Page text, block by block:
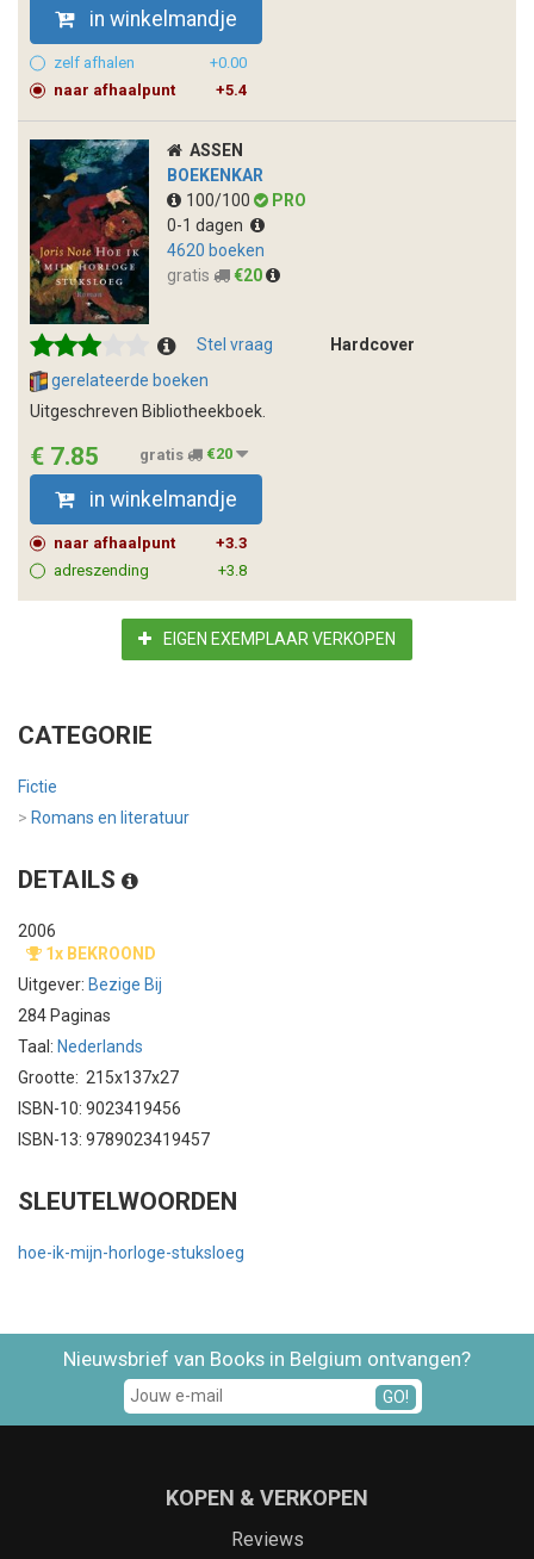
in winkelmandje
zelf afhalen
+0.00
naar afhaalpunt
+5.4
ASSEN
BOEKENKAR
100/100
PRO
0-1 dagen
4620 boeken
gratis
€20
Stel vraag
Hardcover
gerelateerde boeken
Uitgeschreven Bibliotheekboek.
€ 7.85 gratis €20
in winkelmandje
naar afhaalpunt
+3.3
adreszending
+3.8
EIGEN EXEMPLAAR VERKOPEN
CATEGORIE
Fictie
> Romans en literatuur
DETAILS
2006
1x BEKROOND
Uitgever: Bezige Bij
284 Paginas
Taal: Nederlands
Grootte: 215x137x27
ISBN-10: 9023419456
ISBN-13: 9789023419457
SLEUTELWOORDEN
hoe-ik-mijn-horloge-stuksloeg
Nieuwsbrief van Books in Belgium ontvangen?
GO!
KOPEN & VERKOPEN
Reviews